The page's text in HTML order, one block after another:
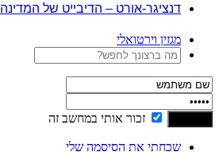
דנציגר-אורט – הדיבייט של המדינה
מגזין וירטואלי
זכור אותי במחשב זה
שכחתי את הסיסמה שלי